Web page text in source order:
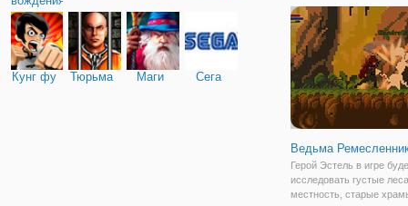
Кунг фу Тюрьма Маги Сега
Ведьма
Герой Эстель в игре
исследовать густые
местность, старые